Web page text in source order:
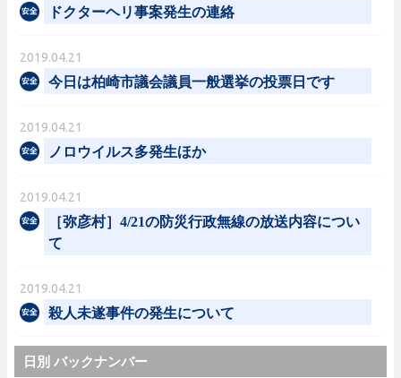
ドクターヘリ事案発生の連絡
2019.04.21
今日は柏崎市議会議員一般選挙の投票日です
2019.04.21
ノロウイルス多発生ほか
2019.04.21
［弥彦村］4/21の防災行政無線の放送内容につい
て
2019.04.21
殺人未遂事件の発生について
日別 バックナンバー